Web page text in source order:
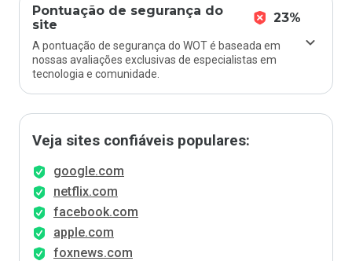
Pontuação de segurança do
site
23%
A pontuação de segurança do WOT é baseada em
nossas avaliações exclusivas de especialistas em
tecnologia e comunidade.
Veja sites confiáveis populares:
google.com
netflix.com
facebook.com
apple.com
foxnews.com